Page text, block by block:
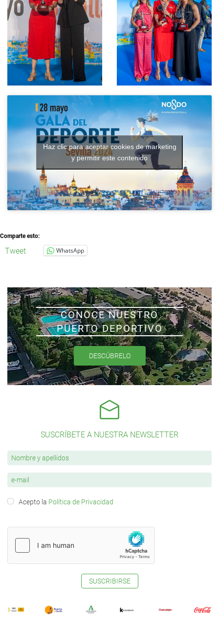
Haz clic para aceptar cookies de marketing
y permitir este contenido
Comparte esto:
Tweet WhatsApp
CONOCE NUESTRO
PUERTO DEPORTIVO
DESCÚBRELO
SUSCRÍBETE A NUESTRA NEWSLETTER
Acepto la Política de Privacidad
SUSCRIBIRSE